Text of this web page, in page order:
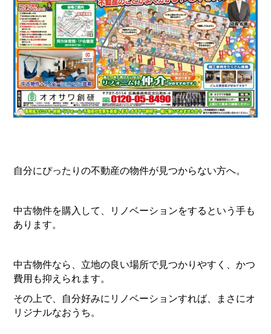
自分にぴったりの不動産の物件が見つからない方へ。
中古物件を購入して、リノベーションをするという手も
あります。
中古物件なら、立地の良い場所で見つかりやすく、かつ
費用も抑えられます。
その上で、自分好みにリノベーションすれば、まさにオ
リジナルなおうち。